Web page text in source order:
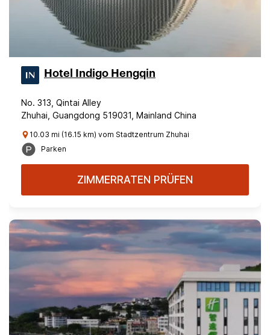
Hotel Indigo Hengqin
No. 313, Qintai Alley
Zhuhai, Guangdong 519031, Mainland China
10.03 mi (16.15 km) vom Stadtzentrum Zhuhai
Parken
ZIMMERRATEN PRÜFEN